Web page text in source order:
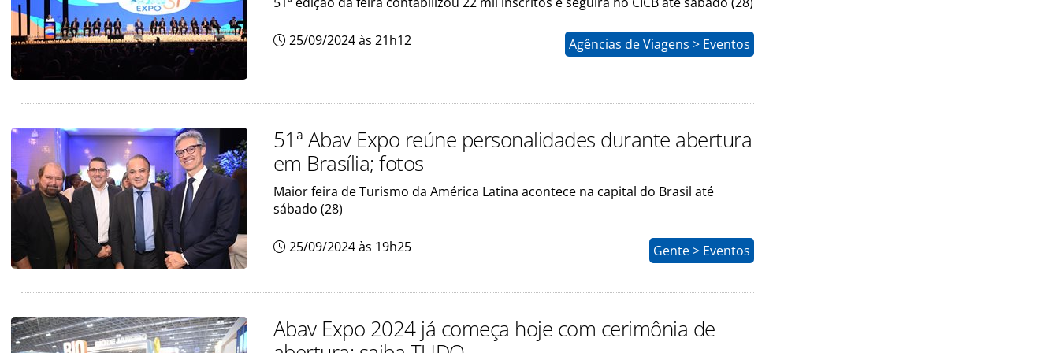
25/09/2024 às 21h12 Agências de Viagens > Eventos
51ª Abav Expo reúne personalidades durante abertura
em Brasília; fotos
Maior feira de Turismo da América Latina acontece na capital do Brasil até
sábado (28)
25/09/2024 às 19h25 Gente > Eventos
Abav Expo 2024 já começa hoje com cerimônia de